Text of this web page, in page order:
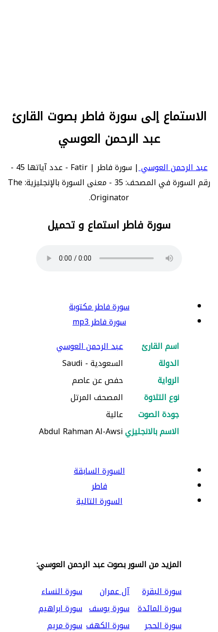
الاستماع إلى سورة فاطر بصوت القارئ
عبد الرحمن العوسي
عبد الرحمن العوسي
| سورة فاطر | Fatir - عدد آياتها 45 -
رقم السورة في المصحف: 35 - معنى السورة بالإنجليزية: The
Originator.
سورة فاطر استماع و تحميل
سورة فاطر مكتوبة
سورة فاطر mp3
اسم القارئ
عبد الرحمن العوسي
الدولة
السعودية - Saudi
الرواية
حفص عن عاصم
نوع التلاوة
المصحف المرتل
جودة الصوت
عالية
الاسم بالانجليزيAbdul Rahman Al-Awsi
السورة السابقة
فاطر
السورة التالية
المزيد من السور بصوت عبد الرحمن العوسي:
سورة البقرة
آل عمران
سورة النساء
سورة المائدة سورة يوسف سورة ابراهيم
سورة الحجر
سورة الكهف سورة مريم